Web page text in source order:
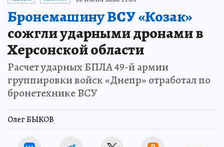
Бронемашину ВСУ «Козак»
сожгли ударными дронами в
Херсонской области
Расчет ударных БПЛА 49-й армии
группировки войск «Днепр» отработал по
бронетехнике ВСУ
Олег БЫКОВ